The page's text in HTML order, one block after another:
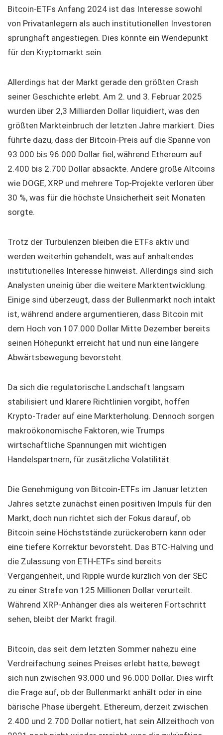
Bitcoin-ETFs Anfang 2024 ist das Interesse sowohl
von Privatanlegern als auch institutionellen Investoren
sprunghaft angestiegen. Dies könnte ein Wendepunkt
für den Kryptomarkt sein.
Allerdings hat der Markt gerade den größten Crash
seiner Geschichte erlebt. Am 2. und 3. Februar 2025
wurden über 2,3 Milliarden Dollar liquidiert, was den
größten Markteinbruch der letzten Jahre markiert. Dies
führte dazu, dass der Bitcoin-Preis auf die Spanne von
93.000 bis 96.000 Dollar fiel, während Ethereum auf
2.400 bis 2.700 Dollar absackte. Andere große Altcoins
wie DOGE, XRP und mehrere Top-Projekte verloren über
30 %, was für die höchste Unsicherheit seit Monaten
sorgte.
Trotz der Turbulenzen bleiben die ETFs aktiv und
werden weiterhin gehandelt, was auf anhaltendes
institutionelles Interesse hinweist. Allerdings sind sich
Analysten uneinig über die weitere Marktentwicklung.
Einige sind überzeugt, dass der Bullenmarkt noch intakt
ist, während andere argumentieren, dass Bitcoin mit
dem Hoch von 107.000 Dollar Mitte Dezember bereits
seinen Höhepunkt erreicht hat und nun eine längere
Abwärtsbewegung bevorsteht.
Da sich die regulatorische Landschaft langsam
stabilisiert und klarere Richtlinien vorgibt, hoffen
Krypto-Trader auf eine Markterholung. Dennoch sorgen
makroökonomische Faktoren, wie Trumps
wirtschaftliche Spannungen mit wichtigen
Handelspartnern, für zusätzliche Volatilität.
Die Genehmigung von Bitcoin-ETFs im Januar letzten
Jahres setzte zunächst einen positiven Impuls für den
Markt, doch nun richtet sich der Fokus darauf, ob
Bitcoin seine Höchststände zurückerobern kann oder
eine tiefere Korrektur bevorsteht. Das BTC-Halving und
die Zulassung von ETH-ETFs sind bereits
Vergangenheit, und Ripple wurde kürzlich von der SEC
zu einer Strafe von 125 Millionen Dollar verurteilt.
Während XRP-Anhänger dies als weiteren Fortschritt
sehen, bleibt der Markt fragil.
Bitcoin, das seit dem letzten Sommer nahezu eine
Verdreifachung seines Preises erlebt hatte, bewegt
sich nun zwischen 93.000 und 96.000 Dollar. Dies wirft
die Frage auf, ob der Bullenmarkt anhält oder in eine
bärische Phase übergeht. Ethereum, derzeit zwischen
2.400 und 2.700 Dollar notiert, hat sein Allzeithoch von